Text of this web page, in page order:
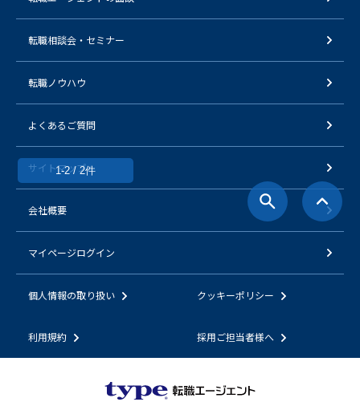
1-2 / 2件
転職相談会・セミナー
転職ノウハウ
よくあるご質問
サイトマップ
会社概要
マイページログイン
個人情報の取り扱い クッキーポリシー
利用規約 採用ご担当者様へ